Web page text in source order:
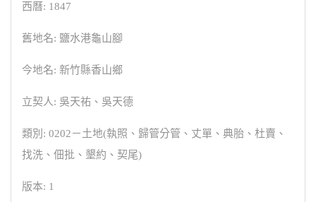
西曆: 1847
舊地名: 鹽水港龜山腳
今地名: 新竹縣香山鄉
立契人: 吳天祐、吳天德
類別: 0202－土地(執照、歸管分管、丈單、典胎、杜賣、
找洗、佃批、墾約、契尾)
版本: 1